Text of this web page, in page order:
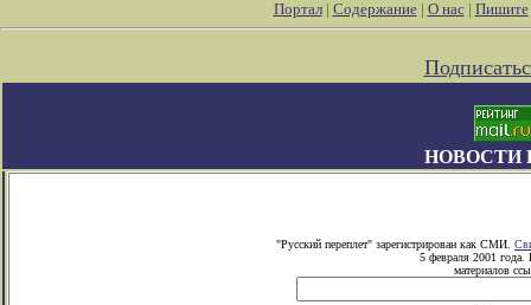
Портал| Содержание| О нас| Пишите
НОВОСТИ
"Русский переплет" зарегистрирован как СМИ.
5 февраля 2001 года.
материалов